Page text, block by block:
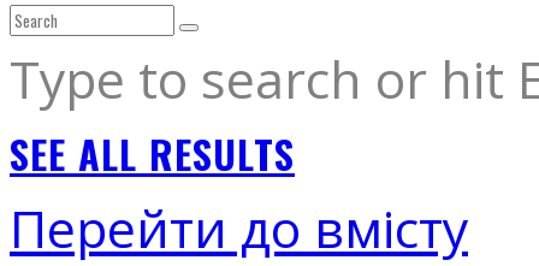
Type to search or hit
SEE ALL RESULTS
Перейти до вмісту